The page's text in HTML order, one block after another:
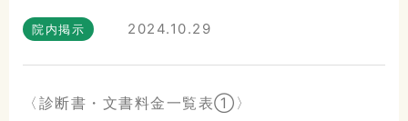
院内掲示 2024.10.29
〈診断書・文書料金一覧表①〉